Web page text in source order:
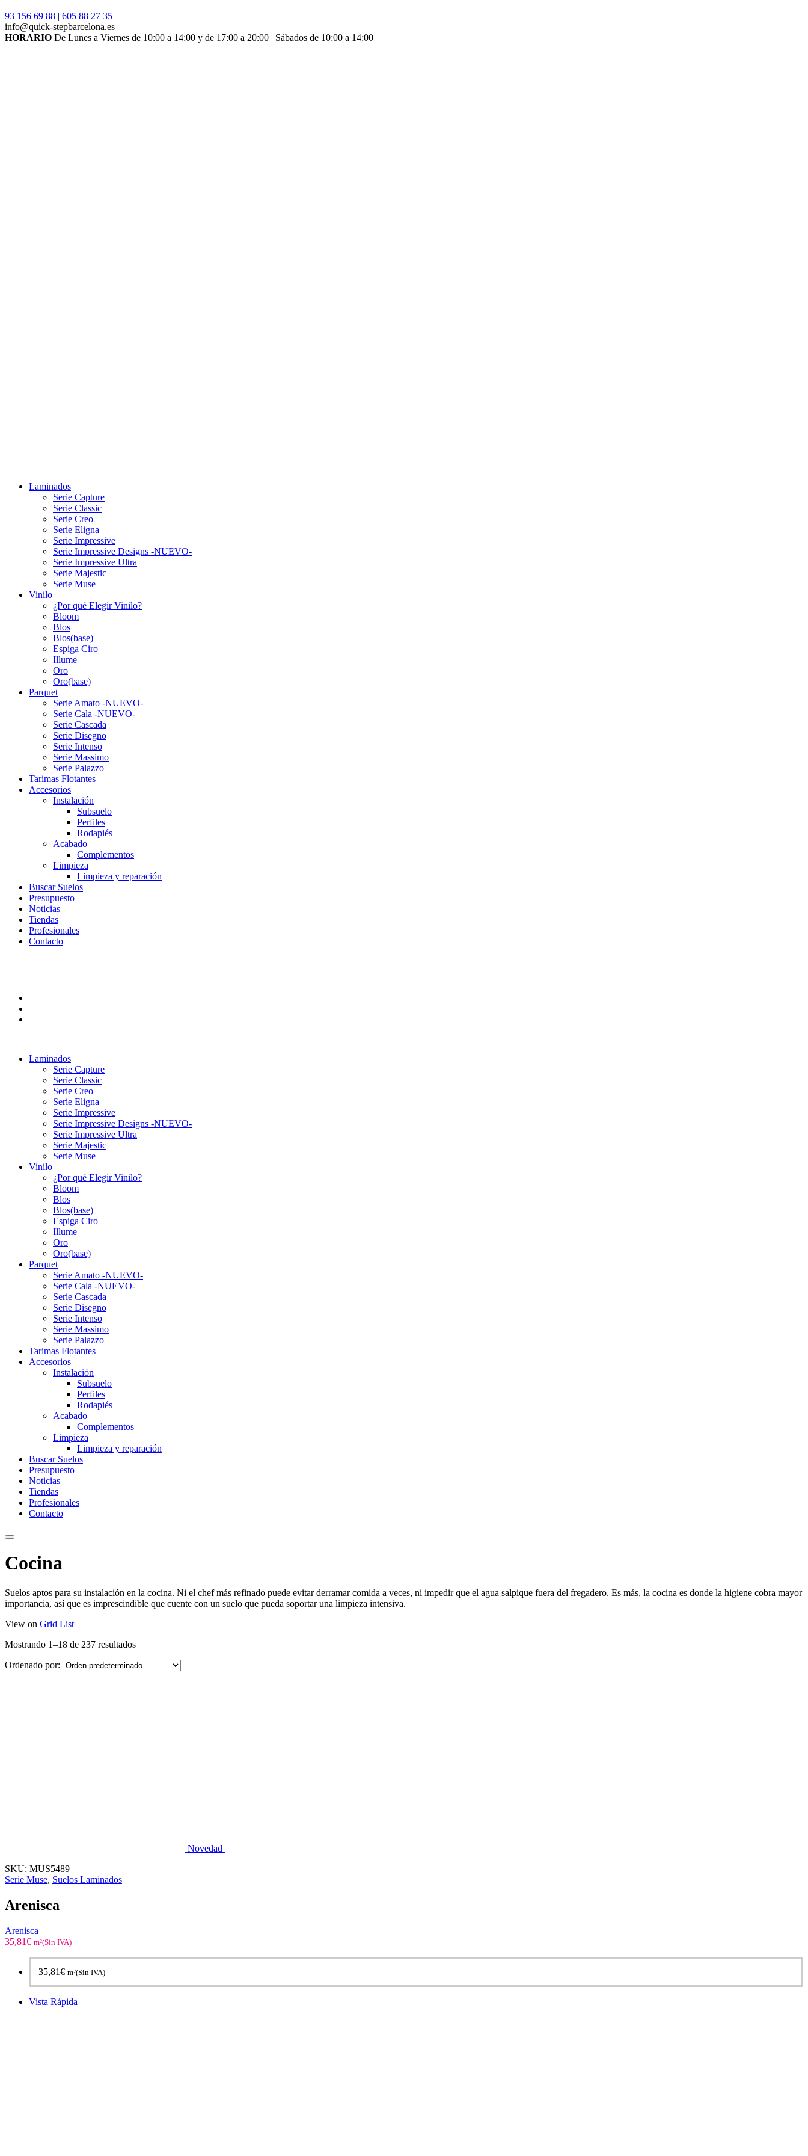
93 156 69 88 | 605 88 27 35
info@quick-stepbarcelona.es
HORARIO De Lunes a Viernes de 10:00 a 14:00 y de 17:00 a 20:00 | Sábados de 10:00 a 14:00
Laminados
Serie Capture
Serie Classic
Serie Creo
Serie Eligna
Serie Impressive
Serie Impressive Designs -NUEVO-
Serie Impressive Ultra
Serie Majestic
Serie Muse
Vinilo
¿Por qué Elegir Vinilo?
Bloom
Blos
Blos(base)
Espiga Ciro
Illume
Oro
Oro(base)
Parquet
Serie Amato -NUEVO-
Serie Cala -NUEVO-
Serie Cascada
Serie Disegno
Serie Intenso
Serie Massimo
Serie Palazzo
Tarimas Flotantes
Accesorios
Instalación
Subsuelo
Perfiles
Rodapiés
Acabado
Complementos
Limpieza
Limpieza y reparación
Buscar Suelos
Presupuesto
Noticias
Tiendas
Profesionales
Contacto
Laminados
Serie Capture
Serie Classic
Serie Creo
Serie Eligna
Serie Impressive
Serie Impressive Designs -NUEVO-
Serie Impressive Ultra
Serie Majestic
Serie Muse
Vinilo
¿Por qué Elegir Vinilo?
Bloom
Blos
Blos(base)
Espiga Ciro
Illume
Oro
Oro(base)
Parquet
Serie Amato -NUEVO-
Serie Cala -NUEVO-
Serie Cascada
Serie Disegno
Serie Intenso
Serie Massimo
Serie Palazzo
Tarimas Flotantes
Accesorios
Instalación
Subsuelo
Perfiles
Rodapiés
Acabado
Complementos
Limpieza
Limpieza y reparación
Buscar Suelos
Presupuesto
Noticias
Tiendas
Profesionales
Contacto
Cocina
Suelos aptos para su instalación en la cocina. Ni el chef más refinado puede evitar derramar comida a veces, ni impedir que el agua salpique fuera del fregadero. Es más, la cocina es donde la higiene cobra mayor
importancia, así que es imprescindible que cuente con un suelo que pueda soportar una limpieza intensiva.
View on Grid List
Mostrando 1–18 de 237 resultados
Ordenado por:
Novedad
SKU: MUS5489
Serie Muse, Suelos Laminados
Arenisca
Arenisca
35,81€ m²(Sin IVA)
35,81€ m²(Sin IVA)
Vista Rápida